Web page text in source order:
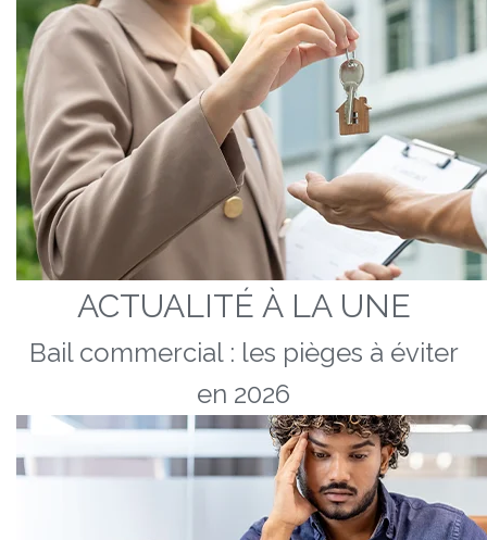
ACTUALITÉ À LA UNE
Bail commercial : les pièges à éviter
en 2026